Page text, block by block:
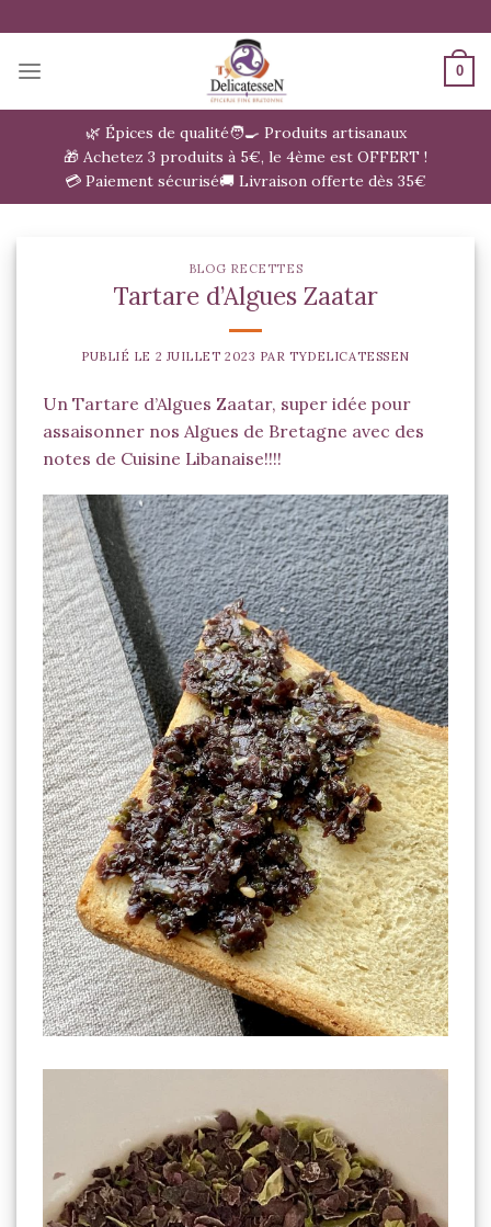
au
contenu
0
🌿 Épices de qualité🧑‍🍳 Produits artisanaux
🎁 Achetez 3 produits à 5€, le 4ème est OFFERT !
💳 Paiement sécurisé🚚 Livraison offerte dès 35€
BLOG RECETTES
Tartare d’Algues Zaatar
PUBLIÉ LE 2 JUILLET 2023 PARTYDELICATESSEN
Un Tartare d’Algues Zaatar, super idée pour
assaisonner nos Algues de Bretagne avec des
notes de Cuisine Libanaise!!!!